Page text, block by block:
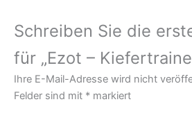
Schreiben Sie die
für „Ezot –
Ihre E-Mail-Adresse wird nicht
Felder sind mit * markiert